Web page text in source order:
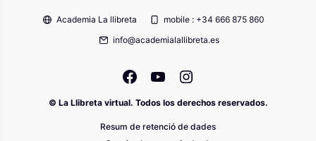
Academia La llibreta
mobile : +34 666 875 860
info@academialallibreta.es
© La Llibreta virtual. Todos los derechos reservados.
Resum de retenció de dades